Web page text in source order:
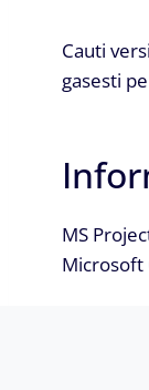
Cauti
gasesti
MS
Microsoft